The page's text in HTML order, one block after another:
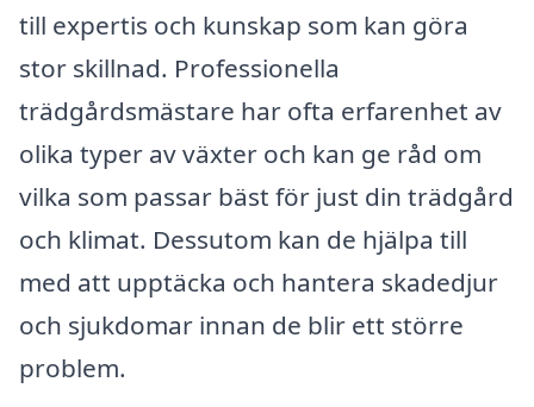
till expertis och kunskap som kan göra
stor skillnad. Professionella
trädgårdsmästare har ofta erfarenhet av
olika typer av växter och kan ge råd om
vilka som passar bäst för just din trädgård
och klimat. Dessutom kan de hjälpa till
med att upptäcka och hantera skadedjur
och sjukdomar innan de blir ett större
problem.